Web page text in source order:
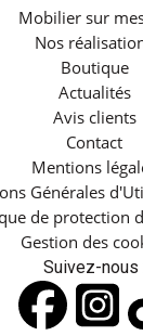
Mobilier sur
Nos
Boutique
Actualités
Avis clients
Contact
Mentions
Générales
de protection
Gestion des
Suivez-nous